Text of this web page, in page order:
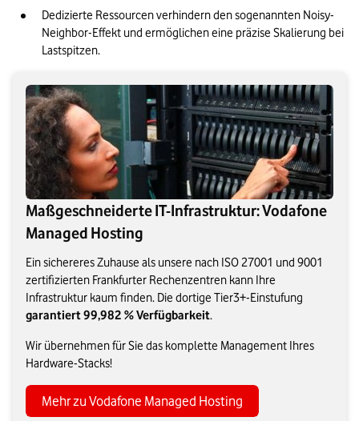
Dedizierte Ressourcen verhindern den sogenannten Noisy-
Neighbor-Effekt und ermöglichen eine präzise Skalierung bei
Lastspitzen.
Maßgeschneiderte IT-Infrastruktur: Vodafone
Managed Hosting
Ein sichereres Zuhause als unsere nach ISO 27001 und 9001
zertifizierten Frankfurter Rechenzentren kann Ihre
Infrastruktur kaum finden. Die dortige Tier3+-Einstufung
garantiert 99,982 % Verfügbarkeit.
Wir übernehmen für Sie das komplette Management Ihres
Hardware-Stacks!
Mehr zu Vodafone Managed Hosting